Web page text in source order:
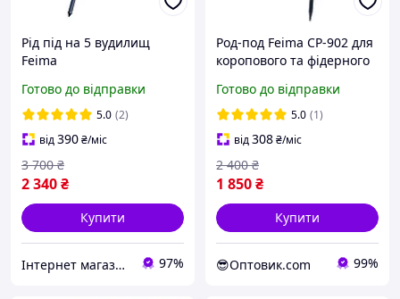
Рід під на 5 вудилищ
Feima
Готово до відправки
5.0 (2)
від390₴/міс
2 340₴
3 700 ₴
Купити
Інтернет магазин товарів для риболовлі Fishermen 97%
Род-под Feima CP-902 для
коропового та фідерного
Готово до відправки
5.0 (1)
від308₴/міс
1 850₴
2 400 ₴
Купити
😎Оптовик.com 99%